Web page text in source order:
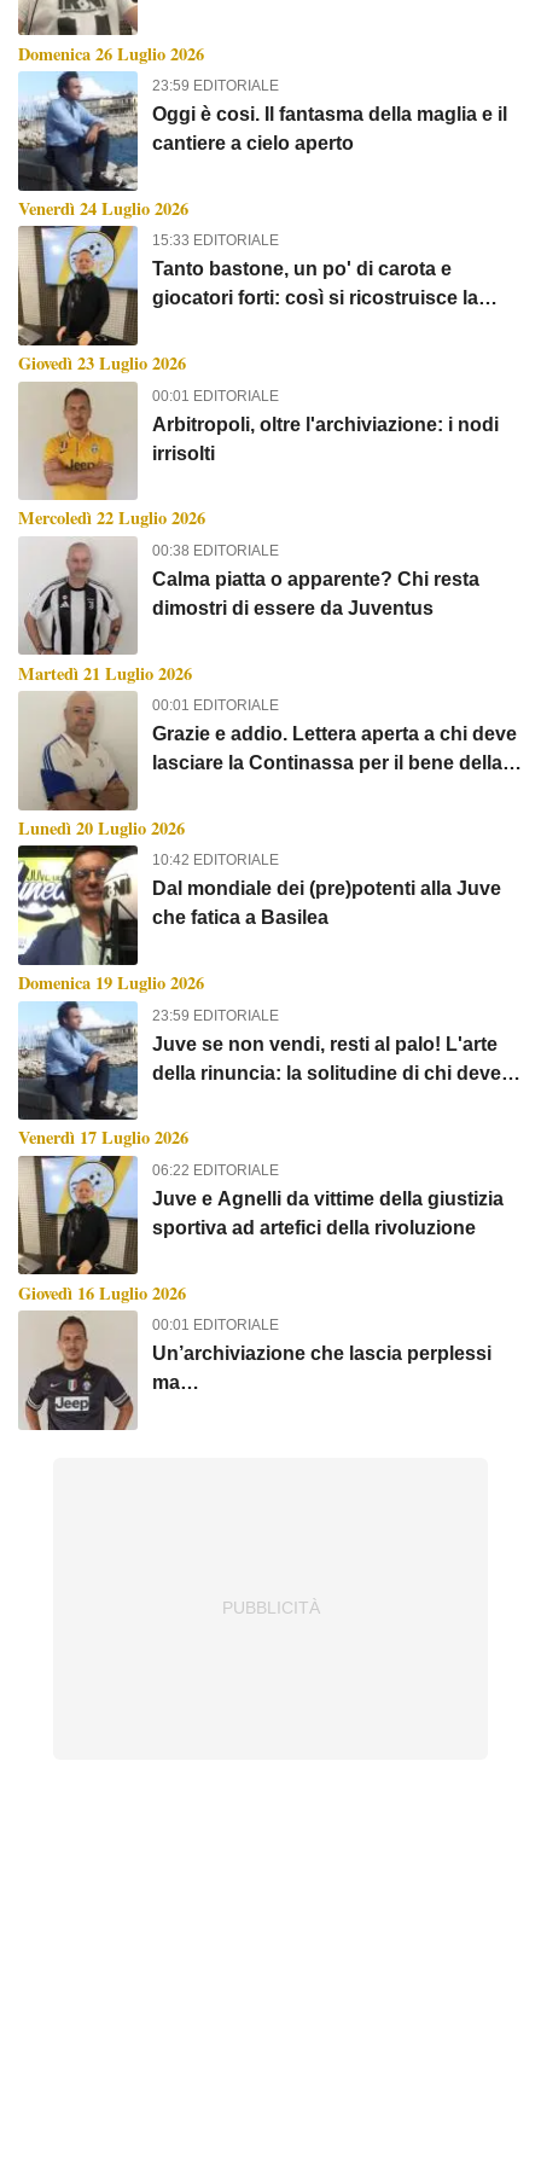
Domenica 26 Luglio 2026
23:59 EDITORIALE
Oggi è cosi. Il fantasma della maglia e il
cantiere a cielo aperto
Venerdì 24 Luglio 2026
15:33 EDITORIALE
Tanto bastone, un po' di carota e
giocatori forti: così si ricostruisce la
Giovedì 23 Luglio 2026
00:01 EDITORIALE
Arbitropoli, oltre l'archiviazione: i nodi
irrisolti
Mercoledì 22 Luglio 2026
00:38 EDITORIALE
Calma piatta o apparente? Chi resta
dimostri di essere da Juventus
Martedì 21 Luglio 2026
00:01 EDITORIALE
Grazie e addio. Lettera aperta a chi deve
lasciare la Continassa per il bene della
Lunedì 20 Luglio 2026
10:42 EDITORIALE
Dal mondiale dei (pre)potenti alla Juve
che fatica a Basilea
Domenica 19 Luglio 2026
23:59 EDITORIALE
Juve se non vendi, resti al palo! L'arte
della rinuncia: la solitudine di chi deve
spogliatoi intasati
Venerdì 17 Luglio 2026
06:22 EDITORIALE
Juve e Agnelli da vittime della giustizia
sportiva ad artefici della rivoluzione
Giovedì 16 Luglio 2026
00:01 EDITORIALE
Un’archiviazione che lascia perplessi
ma…